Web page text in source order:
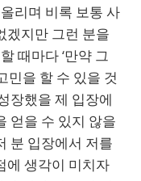
리며 비록 보통 사
겠지만 그런 분을
때마다 ‘만약 그
민을 할 수 있을 것
장했을 제 입장에
얻을 수 있지 않을
분 입장에서 저를
에 생각이 미치자